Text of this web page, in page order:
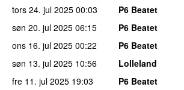
tors 24. jul 2025 00:03
P6 Beatet
søn 20. jul 2025 06:15
P6 Beatet
ons 16. jul 2025 00:22
P6 Beatet
søn 13. jul 2025 10:56
Lolleland
fre 11. jul 2025 19:03
P6 Beatet